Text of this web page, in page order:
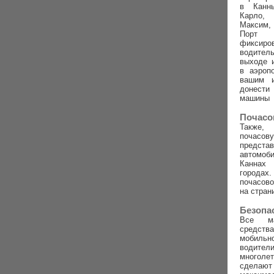
в
Максим,
выходе
в
вашим
машины
на
Все